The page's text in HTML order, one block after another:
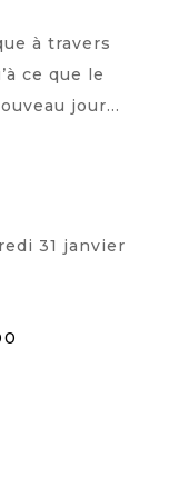
à travers
ce que le
jour…
31 janvier